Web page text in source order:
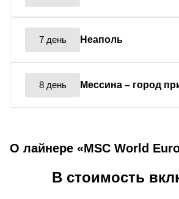
7 день Неаполь
8 день Мессина – город
О лайнере «MSC World
В стоимость